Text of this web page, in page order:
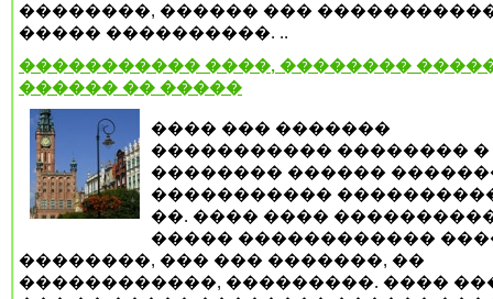
��������, ������ ���
����� ����������. ..
����������� ����, ��������
������ �� �����
���� ��� �������
����������� �������� �
�������� ������
�����������
��. ���� ����
����� ������������
��������, ��� ��� �������, ��
������������, ���������. ����